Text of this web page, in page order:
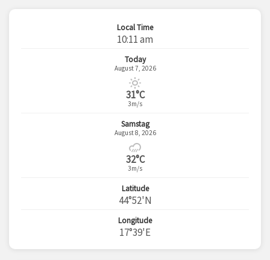
Local Time
10:11 am
Today
August 7, 2026
31°C
3m/s
Samstag
August 8, 2026
32°C
3m/s
Latitude
44°52'N
Longitude
17°39'E